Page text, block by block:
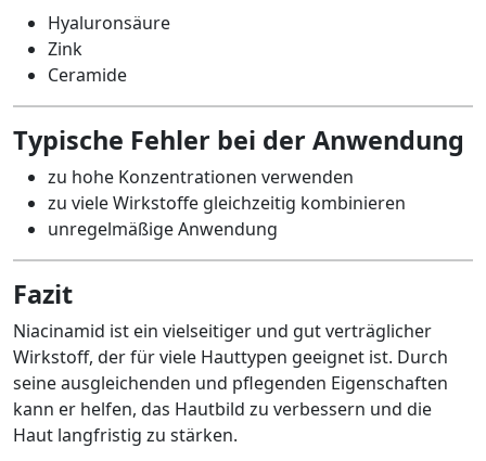
Hyaluronsäure
Zink
Ceramide
Typische Fehler bei der Anwendung
zu hohe Konzentrationen verwenden
zu viele Wirkstoffe gleichzeitig kombinieren
unregelmäßige Anwendung
Fazit
Niacinamid ist ein vielseitiger und gut verträglicher
Wirkstoff, der für viele Hauttypen geeignet ist. Durch
seine ausgleichenden und pflegenden Eigenschaften
kann er helfen, das Hautbild zu verbessern und die
Haut langfristig zu stärken.